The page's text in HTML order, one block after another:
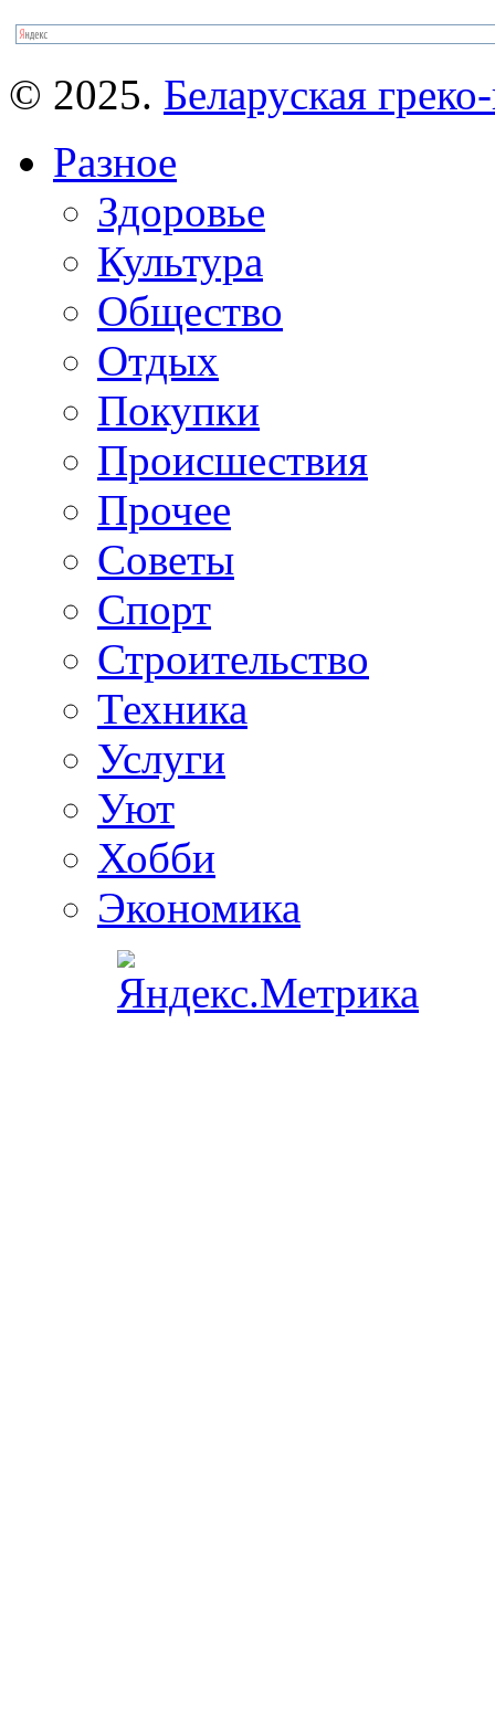
© 2025. Беларуская
Разное
Здоровье
Культура
Общество
Отдых
Покупки
Происшествия
Прочее
Советы
Спорт
Строительство
Техника
Услуги
Уют
Хобби
Экономика